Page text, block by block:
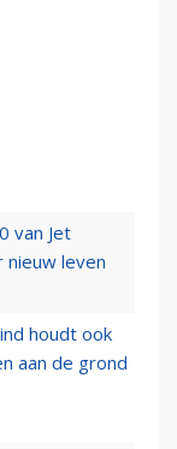
van Jet
nieuw leven
houdt ook
aan de grond